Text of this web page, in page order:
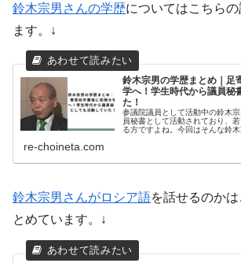
鈴木宗男さんの学歴についてはこちら
ます。↓
鈴木宗男の学歴まとめ｜足
学へ！学生時代から議員秘
た！
参議院議員として活動中の鈴木
員秘書として活動されており、
る方ですよね。今回はそんな鈴
re-choineta.com
鈴木宗男さんがロシア語を話せるのか
とめています。↓